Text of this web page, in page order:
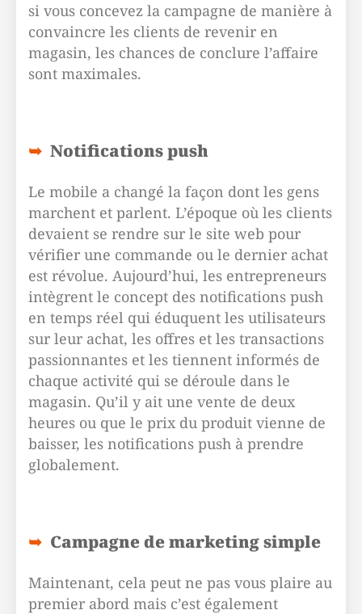
si vous concevez la campagne de manière à
convaincre les clients de revenir en
magasin, les chances de conclure l’affaire
sont maximales.
Notifications push
Le mobile a changé la façon dont les gens
marchent et parlent. L’époque où les clients
devaient se rendre sur le site web pour
vérifier une commande ou le dernier achat
est révolue. Aujourd’hui, les entrepreneurs
intègrent le concept des notifications push
en temps réel qui éduquent les utilisateurs
sur leur achat, les offres et les transactions
passionnantes et les tiennent informés de
chaque activité qui se déroule dans le
magasin. Qu’il y ait une vente de deux
heures ou que le prix du produit vienne de
baisser, les notifications push à prendre
globalement.
Campagne de marketing simple
Maintenant, cela peut ne pas vous plaire au
premier abord mais c’est également